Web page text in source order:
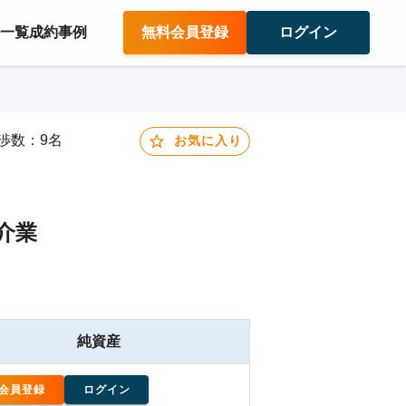
覧成約事例 無料会員登録 ログイン
数：9名 お気に入り
業
員登録 ログイン
純資産